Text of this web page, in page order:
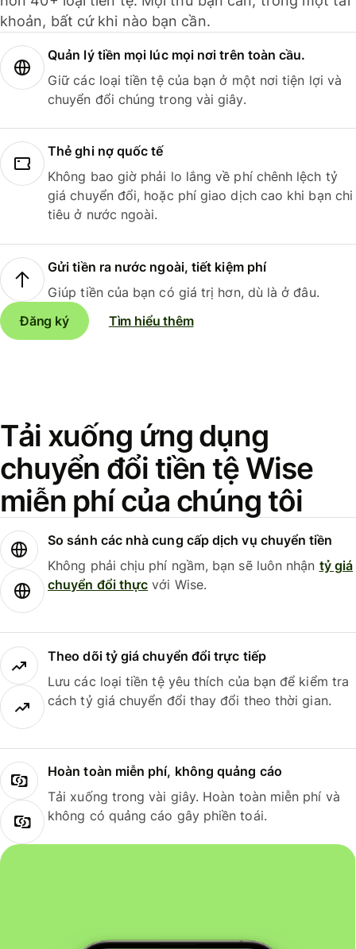
khoản, bất cứ khi nào bạn cần.
Quản lý tiền mọi lúc mọi nơi trên toàn cầu.
Giữ các loại tiền tệ của bạn ở một nơi tiện lợi và
chuyển đổi chúng trong vài giây.
Thẻ ghi nợ quốc tế
Không bao giờ phải lo lắng về phí chênh lệch tỷ
giá chuyển đổi, hoặc phí giao dịch cao khi bạn chi
tiêu ở nước ngoài.
Gửi tiền ra nước ngoài, tiết kiệm phí
Giúp tiền của bạn có giá trị hơn, dù là ở đâu.
Đăng ký
Tìm hiểu thêm
Tải xuống ứng dụng
chuyển đổi tiền tệ Wise
miễn phí của chúng tôi
So sánh các nhà cung cấp dịch vụ chuyển tiền
Không phải chịu phí ngầm, bạn sẽ luôn nhận tỷ giá
chuyển đổi thực với Wise.
Theo dõi tỷ giá chuyển đổi trực tiếp
Lưu các loại tiền tệ yêu thích của bạn để kiểm tra
cách tỷ giá chuyển đổi thay đổi theo thời gian.
Hoàn toàn miễn phí, không quảng cáo
Tải xuống trong vài giây. Hoàn toàn miễn phí và
không có quảng cáo gây phiền toái.